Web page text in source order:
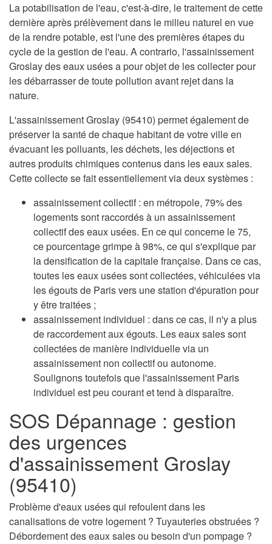
La potabilisation de l'eau, c'est-à-dire, le traitement de cette
dernière après prélèvement dans le milieu naturel en vue
de la rendre potable, est l'une des premières étapes du
cycle de la gestion de l'eau. A contrario, l'assainissement
Groslay des eaux usées a pour objet de les collecter pour
les débarrasser de toute pollution avant rejet dans la
nature.
L'assainissement Groslay (95410) permet également de
préserver la santé de chaque habitant de votre ville en
évacuant les polluants, les déchets, les déjections et
autres produits chimiques contenus dans les eaux sales.
Cette collecte se fait essentiellement via deux systèmes :
assainissement collectif : en métropole, 79% des
logements sont raccordés à un assainissement
collectif des eaux usées. En ce qui concerne le 75,
ce pourcentage grimpe à 98%, ce qui s'explique par
la densification de la capitale française. Dans ce cas,
toutes les eaux usées sont collectées, véhiculées via
les égouts de Paris vers une station d'épuration pour
y être traitées ;
assainissement individuel : dans ce cas, il n'y a plus
de raccordement aux égouts. Les eaux sales sont
collectées de manière individuelle via un
assainissement non collectif ou autonome.
Soulignons toutefois que l'assainissement Paris
individuel est peu courant et tend à disparaître.
SOS Dépannage : gestion
des urgences
d'assainissement Groslay
(95410)
Problème d'eaux usées qui refoulent dans les
canalisations de votre logement ? Tuyauteries obstruées ?
Débordement des eaux sales ou besoin d'un pompage ?